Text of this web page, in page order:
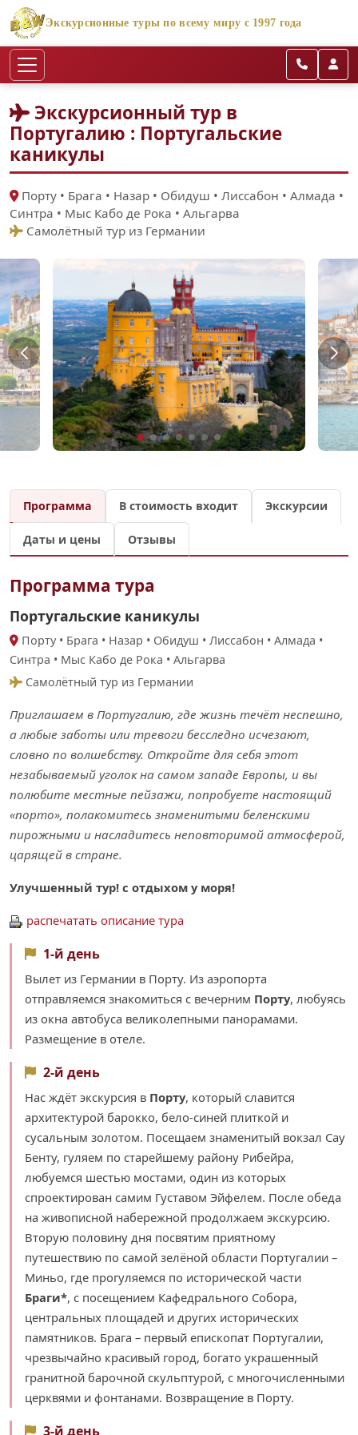
Экскурсионные туры по всему миру с 1997 года
Экскурсионный тур в
Португалию : Португальские
каникулы
Порту • Брага • Назар • Обидуш • Лиссабон • Алмада •
Синтра • Мыс Кабо де Рока • Альгарва
Самолётный тур из Германии
Программа В стоимость входит Экскурсии
Даты и цены Отзывы
Программа тура
Португальские каникулы
Порту • Брага • Назар • Обидуш • Лиссабон • Алмада •
Синтра • Мыс Кабо де Рока • Альгарва
Самолётный тур из Германии
Приглашаем в Португалию, где жизнь течёт неспешно,
а любые заботы или тревоги бесследно исчезают,
словно по волшебству. Откройте для себя этот
незабываемый уголок на самом западе Европы, и вы
полюбите местные пейзажи, попробуете настоящий
«порто», полакомитесь знаменитыми беленскими
пирожными и насладитесь неповторимой атмосферой,
царящей в стране.
Улучшенный тур! с отдыхом у моря!
распечатать описание тура
1-й день
Вылет из Германии в Порту. Из аэропорта
отправляемся знакомиться с вечерним Порту, любуясь
из окна автобуса великолепными панорамами.
Размещение в отеле.
2-й день
Нас ждёт экскурсия в Порту, который славится
архитектурой барокко, бело-синей плиткой и
сусальным золотом. Посещаем знаменитый вокзал Сау
Бенту, гуляем по старейшему району Рибейра,
любуемся шестью мостами, один из которых
спроектирован самим Густавом Эйфелем. После обеда
на живописной набережной продолжаем экскурсию.
Вторую половину дня посвятим приятному
путешествию по самой зелёной области Португалии –
Миньо, где прогуляемся по исторической части
Браги*, с посещением Кафедрального Собора,
центральных площадей и других исторических
памятников. Брага – первый епископат Португалии,
чрезвычайно красивый город, богато украшенный
гранитной барочной скульптурой, с многочисленными
церквями и фонтанами. Возвращение в Порту.
3-й день